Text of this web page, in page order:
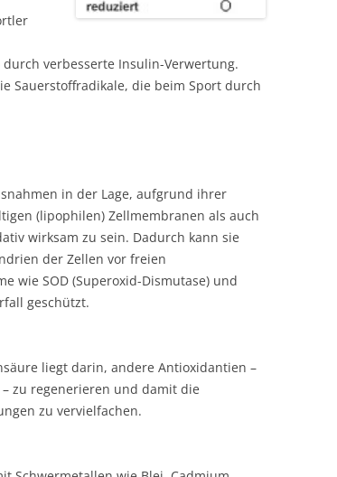
verbesserte Insulin-Verwertung.
Sauerstoffradikale, die beim Sport durch
in der Lage, aufgrund ihrer
(lipophilen) Zellmembranen als auch
wirksam zu sein. Dadurch kann sie
der Zellen vor freien
wie SOD (Superoxid-Dismutase) und
geschützt.
liegt darin, andere Antioxidantien –
zu regenerieren und damit die
zu vervielfachen.